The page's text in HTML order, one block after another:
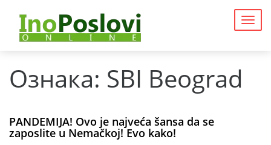
Ознака: SBI Beograd
PANDEMIJA! Ovo je najveća šansa da se
zaposlite u Nemačkoj! Evo kako!